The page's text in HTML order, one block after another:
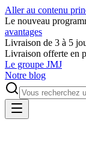
Aller au contenu
Le nouveau
avantages
Livraison de 3 à 5
Livraison offerte en
Le groupe JMJ
Notre blog